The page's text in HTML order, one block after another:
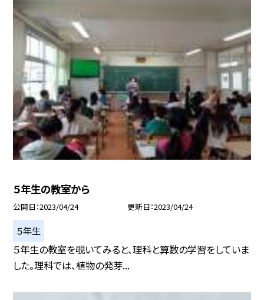
５年生の教室から
公開日 2023/04/24 更新日 2023/04/24
５年生
５年生の教室を覗いてみると、理科と算数の学習をしていま
した。理科では、植物の発芽...